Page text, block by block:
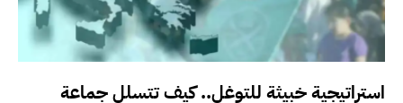
استراتيجية خبيثة للتوغل.. كيف تتسلل جماعة